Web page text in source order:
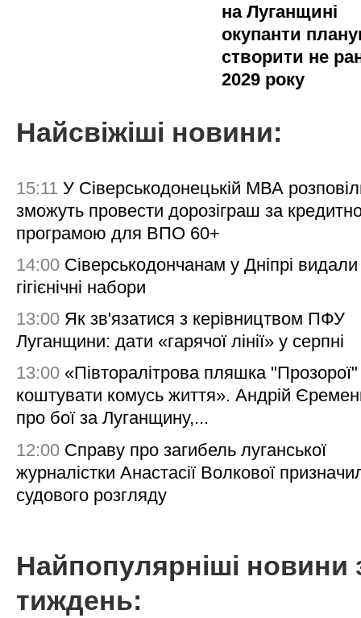
на Луганщині
окупанти
створити не
2029 року
Найсвіжіші новини:
15:11 У Сіверськодонецькій МВА
зможуть провести дорозіграш за
програмою для ВПО 60+
14:00 Сіверськодончанам у Дніпрі видали
гігієнічні набори
13:00 Як зв'язатися з керівництвом ПФУ
Луганщини: дати «гарячої лінії» у серпні
13:00 «Півторалітрова пляшка
коштувати комусь життя». Андрій
про бої за Луганщину,...
12:00 Справу про загибель луганської
журналістки Анастасії Волкової
судового розгляду
Найпопулярніші новини
тиждень: